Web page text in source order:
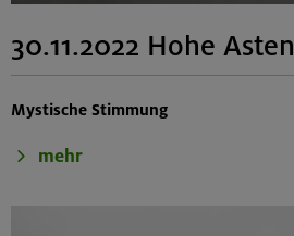
30.11.2022 Hohe Asten
Mystische Stimmung
mehr